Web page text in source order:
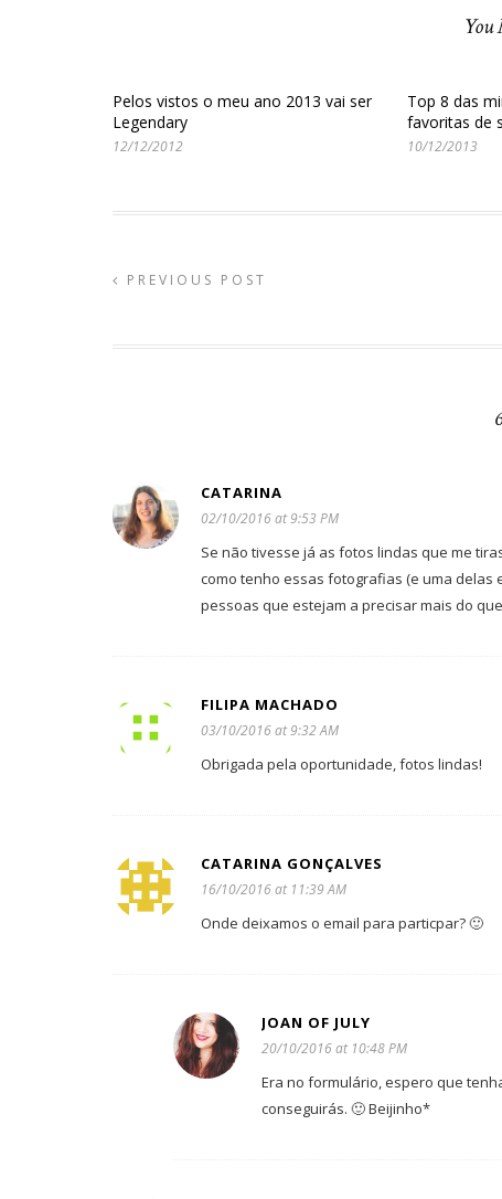
Pelos vistos o meu ano 2013 vai ser
Legendary
12/12/2012
Top 8 das
favoritas de
10/12/2013
PREVIOUS POST
CATARINA
02/10/2016 at 9:53 PM
Se não tivesse já as fotos lindas que me
como tenho essas fotografias (e uma
pessoas que estejam a precisar mais do
FILIPA MACHADO
03/10/2016 at 9:32 AM
Obrigada pela oportunidade, fotos lindas!
CATARINA GONÇALVES
16/10/2016 at 11:39 AM
Onde deixamos o email para particpar? 🙂
JOAN OF JULY
20/10/2016 at 10:48 PM
Era no formulário, espero que
conseguirás. 🙂 Beijinho*